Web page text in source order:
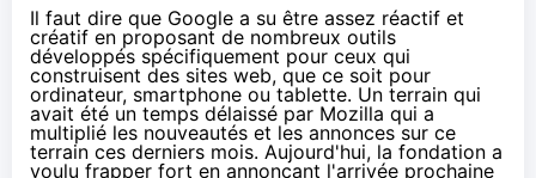
Il faut dire que Google a su être assez réactif et
créatif en proposant de nombreux outils
développés spécifiquement pour ceux qui
construisent des sites web, que ce soit pour
ordinateur, smartphone ou tablette. Un terrain qui
avait été un temps délaissé par Mozilla qui a
multiplié les nouveautés et les annonces sur ce
terrain ces derniers mois. Aujourd'hui, la fondation a
voulu frapper fort en annonçant l'arrivée prochaine